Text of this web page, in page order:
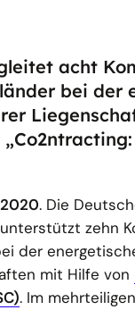
acht
bei der
. Die
zehn
der
mit Hilfe von
. Im mehrteiligen